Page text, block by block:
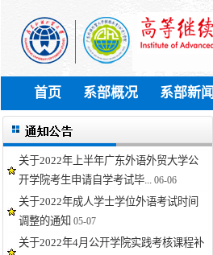
首页 系部概况 系部新闻
关于2022年上半年广东外语外贸大学公
开学院考生申请自学考试毕... 06-06
关于2022年成人学士学位外语考试时间
调整的通知 05-07
关于2022年4月公开学院实践考核课程补